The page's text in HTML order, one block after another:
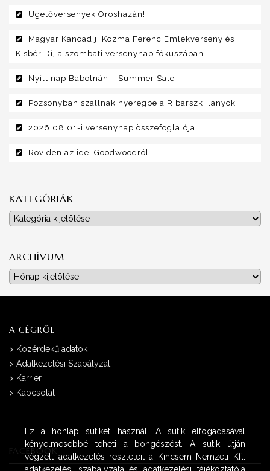
Ügetőversenyek Orosházán!
Magyar Kancadíj, Kozma Ferenc Emlékverseny és
Kisbér Díj a szombati versenynap fókuszában
Nyílt nap Bábolnán – Summer Sale
Pozsonyban szállnak nyeregbe a Ribárszki lányok
2026.08.01-i versenynap összefoglalója
Röviden az idei Goodwoodról
KATEGÓRIÁK
Kategóriák
ARCHÍVUM
Archívum
A CÉGRŐL
> Közérdekű adatok
> Adatkezelési Szabályzat
> Karrier
> Kapcsolat
FACEBOOK
Ez a honlap sütiket használ. A sütik elfogadásával
kényelmesebbé teheti a böngészést. A sütik útján
végzett adatkezelés részleteit a Kincsem Nemzeti Kft.